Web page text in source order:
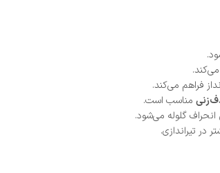
فراهم می‌کند.
مناسب است.
گلوله می‌شود.
در تیراندازی.